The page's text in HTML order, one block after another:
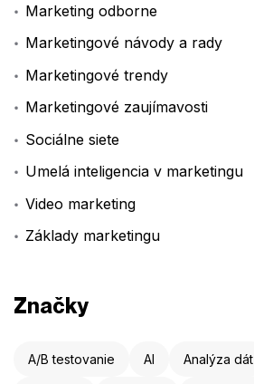
Marketing odborne
Marketingové návody a rady
Marketingové trendy
Marketingové zaujímavosti
Sociálne siete
Umelá inteligencia v marketingu
Video marketing
Základy marketingu
Značky
A/B testovanie AI Analýza dát